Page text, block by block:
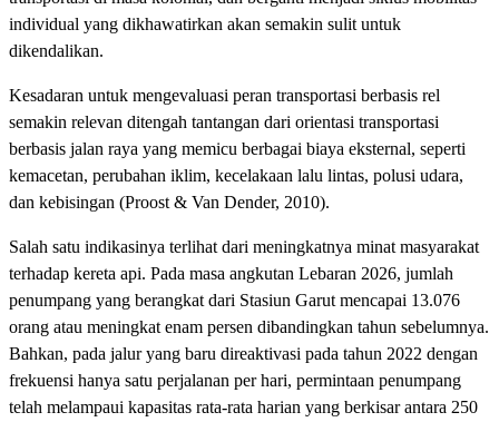
individual yang dikhawatirkan akan semakin sulit untuk
dikendalikan.
Kesadaran untuk mengevaluasi peran transportasi berbasis rel
semakin relevan ditengah tantangan dari orientasi transportasi
berbasis jalan raya yang memicu berbagai biaya eksternal, seperti
kemacetan, perubahan iklim, kecelakaan lalu lintas, polusi udara,
dan kebisingan (Proost & Van Dender, 2010).
Salah satu indikasinya terlihat dari meningkatnya minat masyarakat
terhadap kereta api. Pada masa angkutan Lebaran 2026, jumlah
penumpang yang berangkat dari Stasiun Garut mencapai 13.076
orang atau meningkat enam persen dibandingkan tahun sebelumnya.
Bahkan, pada jalur yang baru direaktivasi pada tahun 2022 dengan
frekuensi hanya satu perjalanan per hari, permintaan penumpang
telah melampaui kapasitas rata-rata harian yang berkisar antara 250